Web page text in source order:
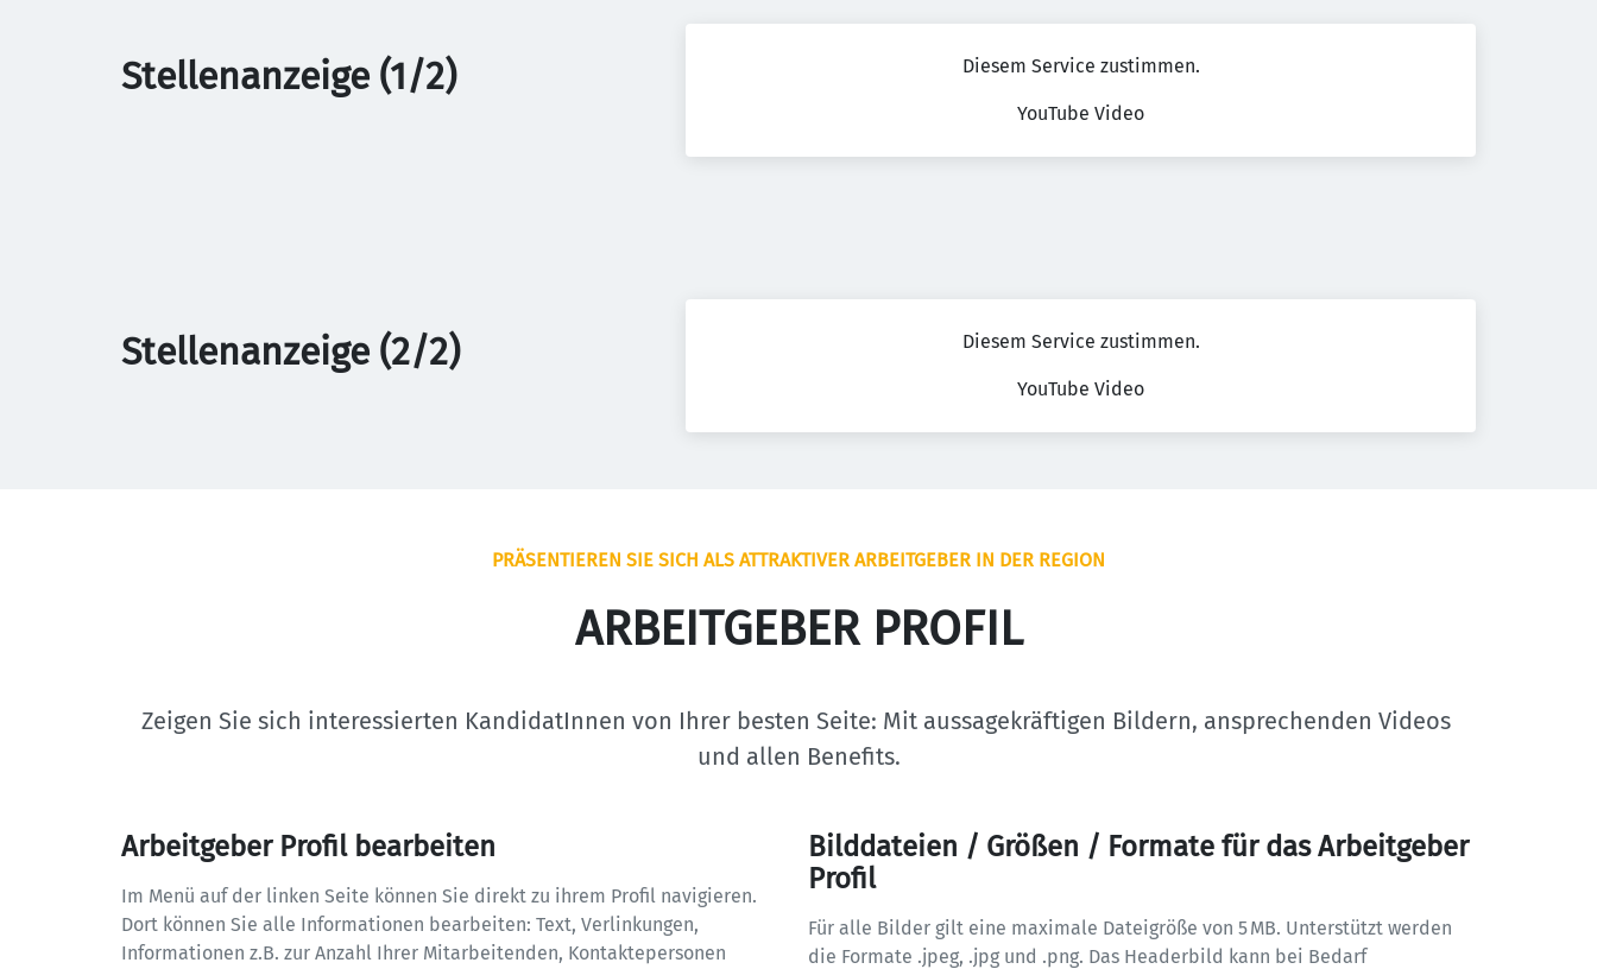
Stellenanzeige (1/2) Diesem Service zustimmen.
YouTube Video
Stellenanzeige (2/2) Diesem Service zustimmen.
YouTube Video
PRÄSENTIEREN SIE SICH ALS ATTRAKTIVER ARBEITGEBER IN DER REGION
ARBEITGEBER PROFIL
Zeigen Sie sich interessierten KandidatInnen von Ihrer besten Seite: Mit aussagekräftigen Bildern, ansprechenden Videos
und allen Benefits.
Arbeitgeber Profil bearbeiten
Im Menü auf der linken Seite können Sie direkt zu ihrem Profil navigieren.
Dort können Sie alle Informationen bearbeiten: Text, Verlinkungen,
Informationen z.B. zur Anzahl Ihrer Mitarbeitenden, Kontaktepersonen
Bilddateien / Größen / Formate für das Arbeitgeber
Profil
Für alle Bilder gilt eine maximale Dateigröße von 5 MB. Unterstützt werden
die Formate .jpeg, .jpg und .png. Das Headerbild kann bei Bedarf